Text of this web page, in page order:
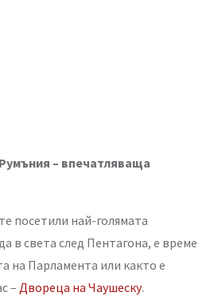
– впечатляваща
посетили най-голямата
в света след Пентагона, е време
на Парламента или както е
– Двореца на Чаушеску.